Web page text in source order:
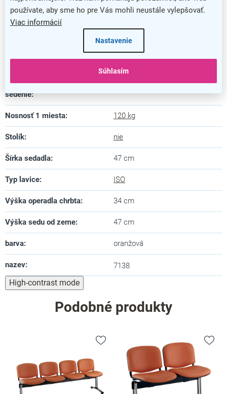
používate, aby sme ho pre Vás mohli neustále vylepšovať.
Viac informácií
Nastavenie
Súhlasím
Hĺbka sedadla:
kov
Materiál sedadla
Maximálny počet miest na
sedenie:
Nosnosť 1 miesta: 120 kg
Stolík: nie
Šírka sedadla: 47 cm
Typ lavice: ISO
Výška operadla chrbta: 34 cm
Výška sedu od zeme: 47 cm
barva: oranžová
nazev: 7138
High-contrast mode
Podobné produkty